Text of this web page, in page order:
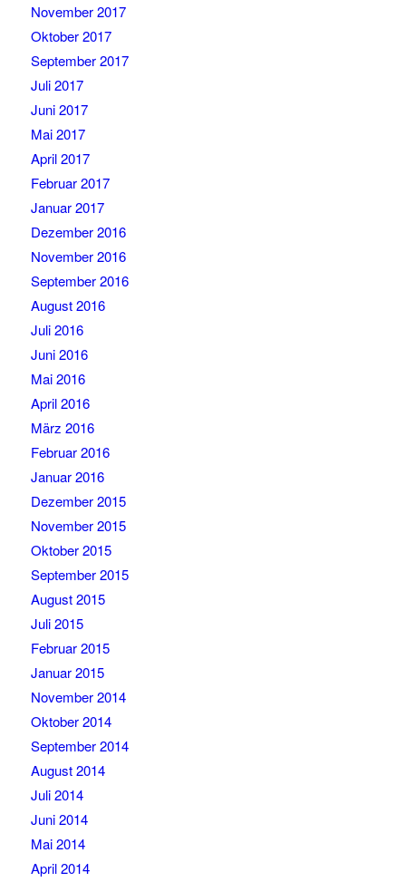
November 2017
Oktober 2017
September 2017
Juli 2017
Juni 2017
Mai 2017
April 2017
Februar 2017
Januar 2017
Dezember 2016
November 2016
September 2016
August 2016
Juli 2016
Juni 2016
Mai 2016
April 2016
März 2016
Februar 2016
Januar 2016
Dezember 2015
November 2015
Oktober 2015
September 2015
August 2015
Juli 2015
Februar 2015
Januar 2015
November 2014
Oktober 2014
September 2014
August 2014
Juli 2014
Juni 2014
Mai 2014
April 2014